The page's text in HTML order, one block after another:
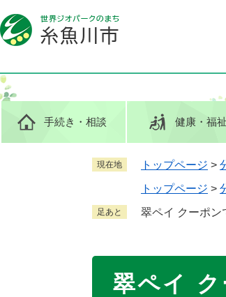
ー
ジ
先
頭
。
ニ
ュ
を
飛
て
手続き ・相談 健康・福祉
現在地 トップページ >
トップページ >
足あと 翠ペイ クーポン
翠ペイ ク